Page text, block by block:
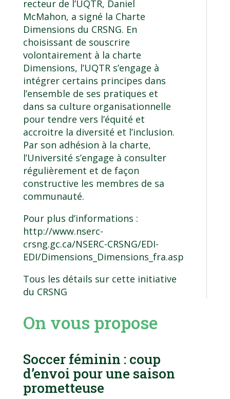
recteur de l’UQTR, Daniel
McMahon, a signé la Charte
Dimensions du CRSNG. En
choisissant de souscrire
volontairement à la charte
Dimensions, l’UQTR s’engage à
intégrer certains principes dans
l’ensemble de ses pratiques et
dans sa culture organisationnelle
pour tendre vers l’équité et
accroitre la diversité et l’inclusion.
Par son adhésion à la charte,
l’Université s’engage à consulter
régulièrement et de façon
constructive les membres de sa
communauté.
Pour plus d’informations :
http://www.nserc-
crsng.gc.ca/NSERC-CRSNG/EDI-
EDI/Dimensions_Dimensions_fra.asp
Tous les détails sur cette initiative
du CRSNG
On vous propose
Soccer féminin : coup
d’envoi pour une saison
prometteuse